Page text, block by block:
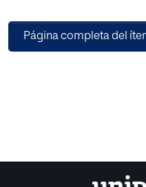
últimas décadas del XX, en
Medievo: Inés del
Página completa del